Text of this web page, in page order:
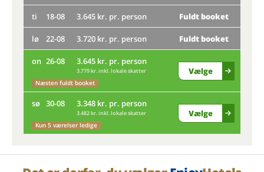
ti 18-08 3.645 kr. pr. person Fuldt booket
lø 22-08 3.720 kr. pr. person Fuldt booket
on 26-08 3.645 kr. pr. person
3.779 kr. inkl. lokale skatter
Næsten fuldt booket
Vælge
sø 30-08 3.348 kr. pr. person
3.482 kr. inkl. lokale skatter
Kun 5 værelser ledige
Vælge